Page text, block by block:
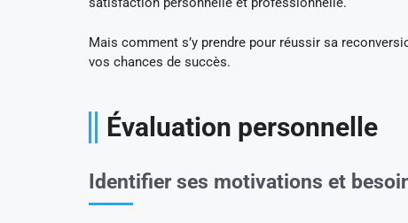
Mais comment s’y prendre pour réussir sa
vos chances de succès.
Évaluation personnelle
Identifier ses motivations et